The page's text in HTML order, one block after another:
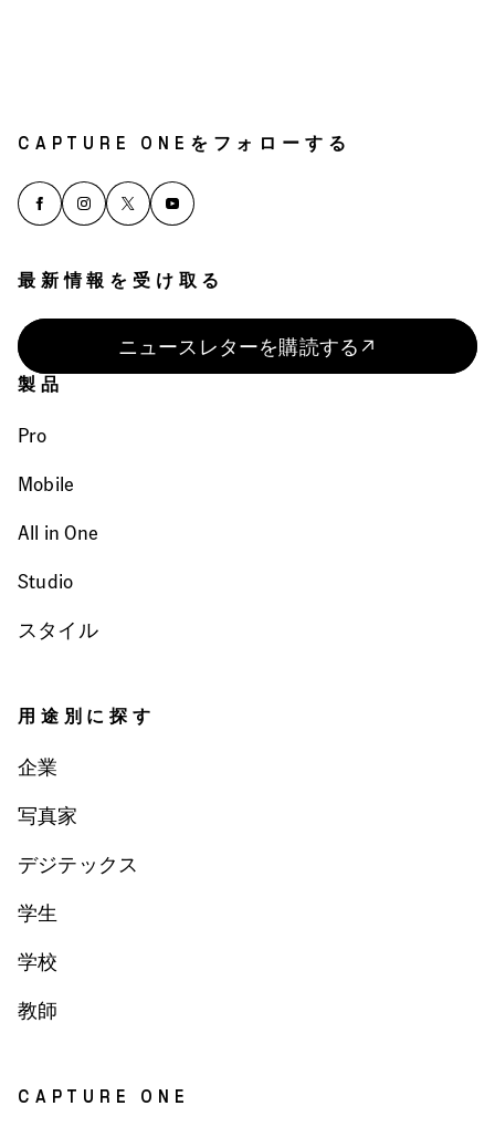
製品
Pro
Mobile
All in One
Studio
スタイル
用途別に探す
企業
写真家
デジテックス
学生
学校
教師
CAPTURE ONE
CAPTURE ONEをフォローする
最新情報を受け取る
ニュースレターを購読する